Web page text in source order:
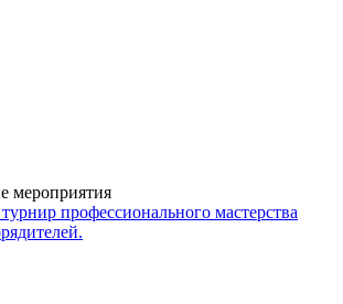
мероприятия
профессионального мастерства